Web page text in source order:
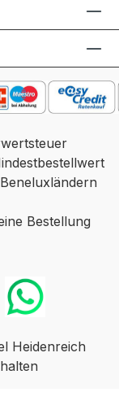
Bestellung
Heidenreich